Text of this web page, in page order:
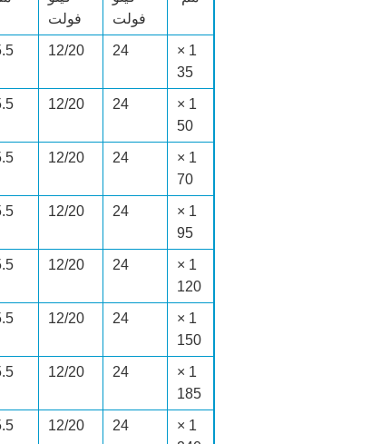
فولت
فولت
1 ×
35
24
12/20
1 ×
50
24
12/20
1 ×
70
24
12/20
1 ×
95
24
12/20
1 ×
120
24
12/20
1 ×
150
24
12/20
1 ×
185
24
12/20
1 ×
24
12/20